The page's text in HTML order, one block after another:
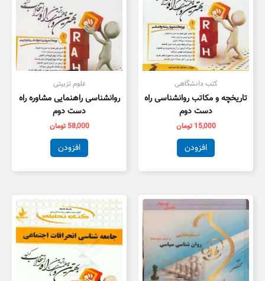
کتب دانشگاهی
تاریخچه و مکاتب روانشناسی راه
دست دوم
15,000 تومان
افزودن
علوم تزبیتی
روانشناسی راهنمایی مشاوره راه
دست دوم
58,000 تومان
افزودن